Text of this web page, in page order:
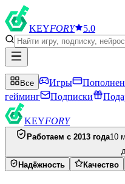
KEYFORY 5.0
Все Игры
гейминг
Подписки
KEYFORY
Работаем с 2013 года10
Надёжность
Качество